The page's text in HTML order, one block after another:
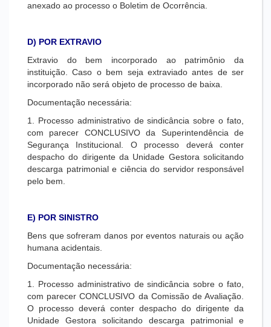
anexado ao processo o Boletim de Ocorrência.
D) POR EXTRAVIO
Extravio do bem incorporado ao patrimônio da
instituição. Caso o bem seja extraviado antes de ser
incorporado não será objeto de processo de baixa.
Documentação necessária:
1. Processo administrativo de sindicância sobre o fato,
com parecer CONCLUSIVO da Superintendência de
Segurança Institucional. O processo deverá conter
despacho do dirigente da Unidade Gestora solicitando
descarga patrimonial e ciência do servidor responsável
pelo bem.
E) POR SINISTRO
Bens que sofreram danos por eventos naturais ou ação
humana acidentais.
Documentação necessária:
1. Processo administrativo de sindicância sobre o fato,
com parecer CONCLUSIVO da Comissão de Avaliação.
O processo deverá conter despacho do dirigente da
Unidade Gestora solicitando descarga patrimonial e